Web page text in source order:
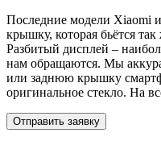
Последние модели Xiaomi
крышку, которая бьётся
Разбитый дисплей –
нам обращаются. Мы
или заднюю крышку
оригинальное стекло. На
Отправить заявку